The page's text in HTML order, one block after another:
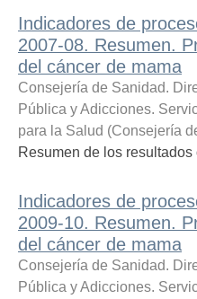
Indicadores de
2007-08. Resumen.
del cáncer de mama
Consejería de Sanidad.
Pública y Adicciones.
para la Salud (Consejería
Resumen de los
Indicadores de
2009-10. Resumen.
del cáncer de mama
Consejería de Sanidad.
Pública y Adicciones.